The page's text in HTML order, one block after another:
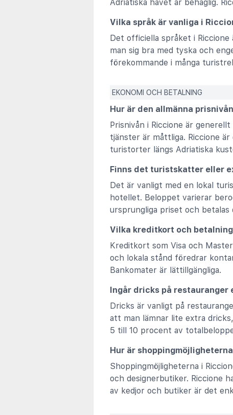
Adriatiska havet är behaglig.
Vilka språk är vanliga i
Det officiella språket i
man sig bra med tyska och
förekommande i många
EKONOMI OCH BETALNING
Hur är den allmänna
Prisnivån i Riccione är
tjänster är måttliga. Riccione
turistorter längs Adriatiska
Finns det turistskatter eller
Det är vanligt med en lokal
hotellet. Beloppet varierar
ursprungliga priset och
Vilka kreditkort och
Kreditkort som Visa och
och lokala stånd föredrar
Bankomater är lättillgängliga.
Ingår dricks på restauranger
Dricks är vanligt på
att man lämnar lite extra
5 till 10 procent av
Hur är
Shoppingmöjligheterna i
och designerbutiker. Riccione
av kedjor och butiker är det